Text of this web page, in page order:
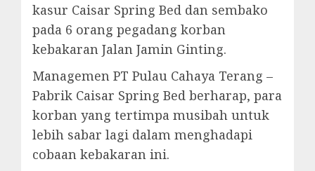
kasur Caisar Spring Bed dan sembako
pada 6 orang pegadang korban
kebakaran Jalan Jamin Ginting.
Managemen PT Pulau Cahaya Terang –
Pabrik Caisar Spring Bed berharap, para
korban yang tertimpa musibah untuk
lebih sabar lagi dalam menghadapi
cobaan kebakaran ini.